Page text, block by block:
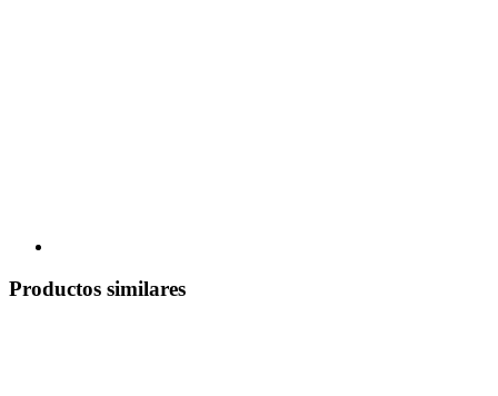
Productos similares